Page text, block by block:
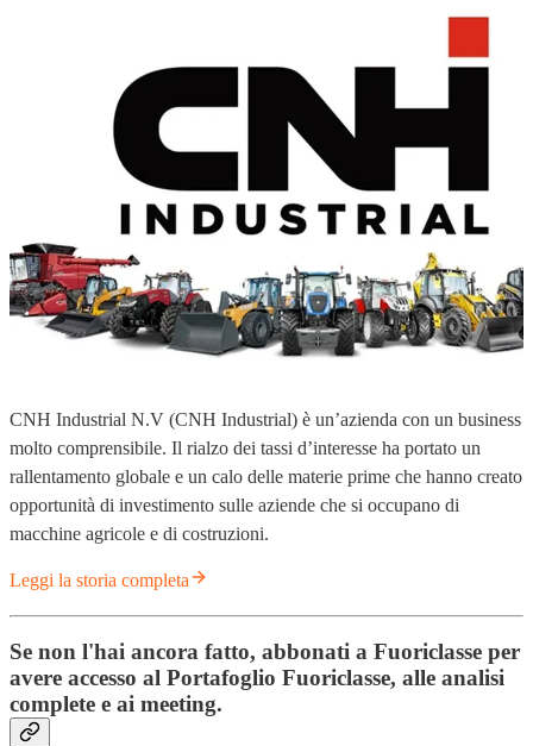
CNH Industrial N.V (CNH Industrial) è un’azienda con un business
molto comprensibile. Il rialzo dei tassi d’interesse ha portato un
rallentamento globale e un calo delle materie prime che hanno creato
opportunità di investimento sulle aziende che si occupano di
macchine agricole e di costruzioni.
Leggi la storia completa
Se non l'hai ancora fatto, abbonati a Fuoriclasse per
avere accesso al Portafoglio Fuoriclasse, alle analisi
complete e ai meeting.